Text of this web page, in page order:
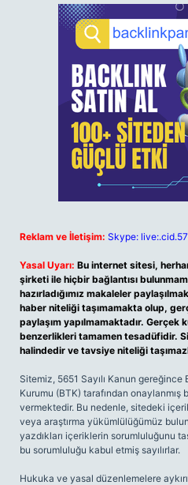
Reklam ve İletişim: Skype:
Yasal Uyarı: Bu internet sitesi,
şirketi ile hiçbir bağlantısı
hazırladığımız makaleler
haber niteliği taşımamakta olup,
paylaşım yapılmamaktadır. Gerçek
benzerlikleri tamamen tesadüfidir.
halindedir ve tavsiye niteliği
Sitemiz, 5651 Sayılı Kanun
Kurumu (BTK) tarafından onaylanmış
vermektedir. Bu nedenle, sitedeki
veya araştırma yükümlülüğümüz
yazdıkları içeriklerin sorumluluğunu
bu sorumluluğu kabul etmiş sayılırlar.
Hukuka ve yasal düzenlemelere